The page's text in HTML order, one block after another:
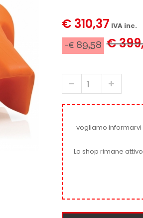
€ 310,37 IVA inc.
-€ 89,58 €
vogliamo informarvi
Lo shop rimane